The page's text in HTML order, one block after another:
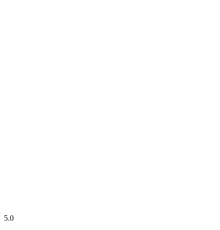
5.0